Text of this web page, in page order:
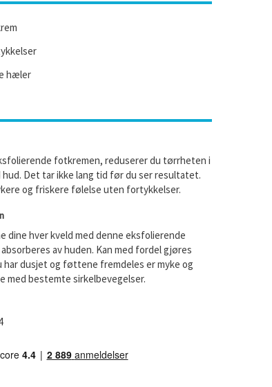
hæler
fotkremen, reduserer du tørrheten i
Det tar ikke lang tid før du ser resultatet.
og friskere følelse uten fortykkelser.
dine hver kveld med denne eksfolierende
av huden. Kan med fordel gjøres
dusjet og føttene fremdeles er myke og
med bestemte sirkelbevegelser.